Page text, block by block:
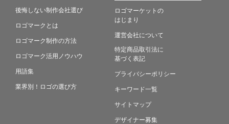
後悔しない制作会社選び
ロゴマークとは
ロゴマーク制作の方法
ロゴマーク活用ノウハウ
用語集
業界別！ロゴの選び方
ロゴマーケットの
はじまり
運営会社について
特定商品取引法に
基づく表記
プライバシーポリシー
キーワード一覧
サイトマップ
デザイナー募集